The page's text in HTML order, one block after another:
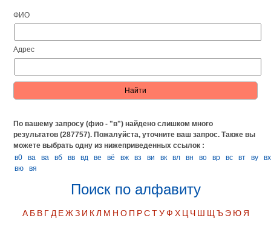
ФИО
Адрес
По вашему запросу (фио - "в") найдено слишком много
результатов (287757). Пожалуйста, уточните ваш запрос.Также вы
можете выбрать одну из нижеприведенных ссылок :
в0
вa ва вб вв вд ве вё вж вз ви вк вл вн во вр вс вт ву
вх
вю
вя
Поиск по алфавиту
А Б В Г Д Е Ж З И К Л М Н О П Р С Т У Ф Х Ц Ч Ш Щ Ъ Э Ю Я